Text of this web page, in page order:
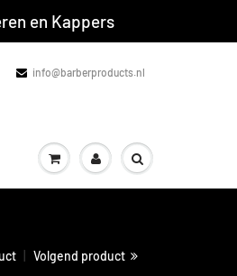
en Kappers
info@barberproducts.nl
Volgend product